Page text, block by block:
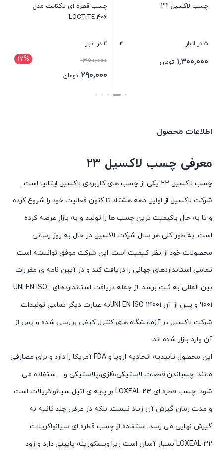
چسب لاکسیل ۳۲
5 در انبار 3
۱,۳۰۰,۰۰۰ تومان
چسب قطره ای لاکتایت مدل
LOCTITE 406
4 در انبار
17% ۳۵۰,۰۰۰قیمت
اصلی: ۲۹۰,۰۰۰ تومان
بستن
اطلاعات محصول
معرفی چسب لاکسیل 23
چسب لاکسیل 23 یکی از چسب های کاربردی لاکسیل ایتالیا است.
شرکت لاکسیل از اوایل دهه هشتاد تا کنون فعالیت خود را شروع کرده
و تا به حال باکیفیت ترین چسب ها را تولید و به بازار عرضه کرده
است. به طور کلی هر سال شرکت لاکسیل در حال به روز رسانی
محصولات خود از نظر کیفیت است. این شرکت موفق توانسته است
تمامی استانداردهای جهانی را دریافت کند و در آیین نامه ی مقررات
بین المللی به ثبت برسد. از جمله دریافت استانداردهای : UNI EN ISO
9001 و پس از آن UNI EN ISO 14001به عبارت دیگر تمامی تولیدات
شرکت لاکسیل در آزمایشگاه های کنترل کیفی بررسی شده و پس از
آن وارد بازار شده اند.
این محصول تاییدیه اتحادیه اروپا و FDA آمریکا را دارد و برای مصارفی
مانند: چسباندن قطعات لاستیکی،فلزی،پلاستیکی و…استفاده می
شود. چسب قطره ای LOXEAL 23 بر پایه ی اتیل سیانواکریلات است
و مدت زمان گیرش آن زیاد نیست، بلکه در عرض چند ثانیه به
گیرش نهایی می رسد. استفاده از چسب قطره ای سیانواکریلات
LOXEAL 32 بسیار آسان است زیرا ویسکوزینه پایینی دارد و زود